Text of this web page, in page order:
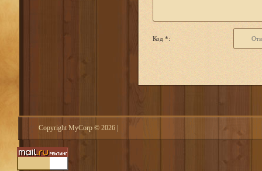
Код *:
Copyright MyCorp © 2026